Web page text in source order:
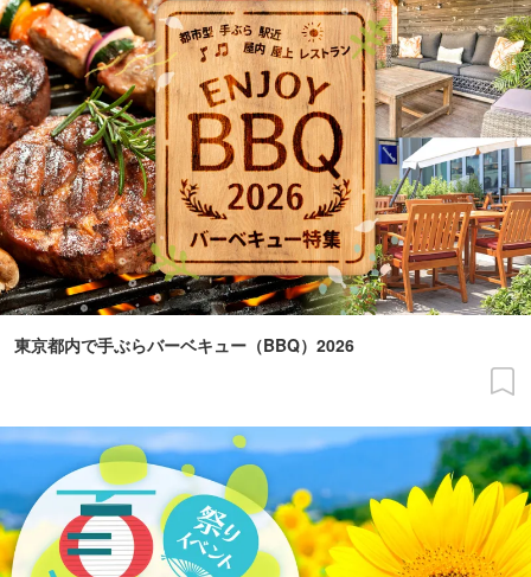
東京都内で手ぶらバーベキュー（BBQ）2026